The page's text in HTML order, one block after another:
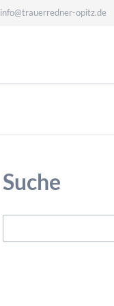
info@trauerredner-opitz.de
Suche